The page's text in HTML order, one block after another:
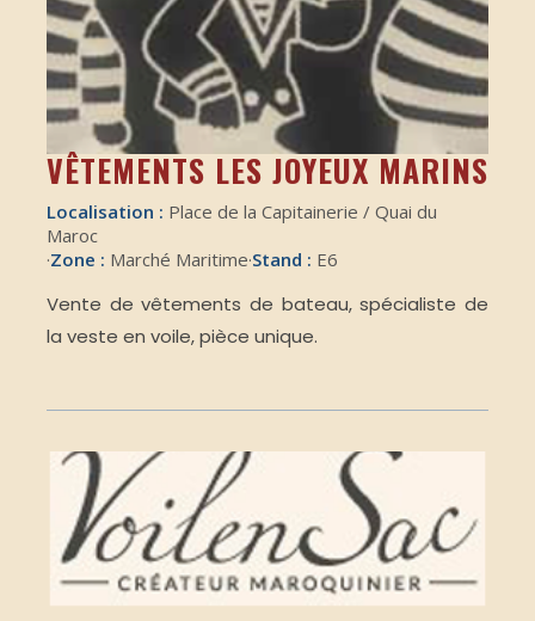
VÊTEMENTS LES JOYEUX MARINS
Localisation : Place de la Capitainerie / Quai du
Maroc
·Zone : Marché Maritime·Stand : E6
Vente de vêtements de bateau, spécialiste de
la veste en voile, pièce unique.